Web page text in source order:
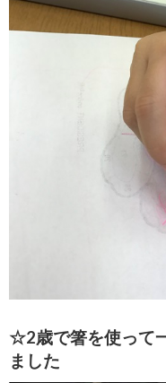
☆2歳で箸を使って
ました